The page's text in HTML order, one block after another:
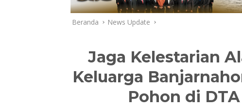
Beranda News Update
Jaga Kelestarian
Keluarga
Pohon di